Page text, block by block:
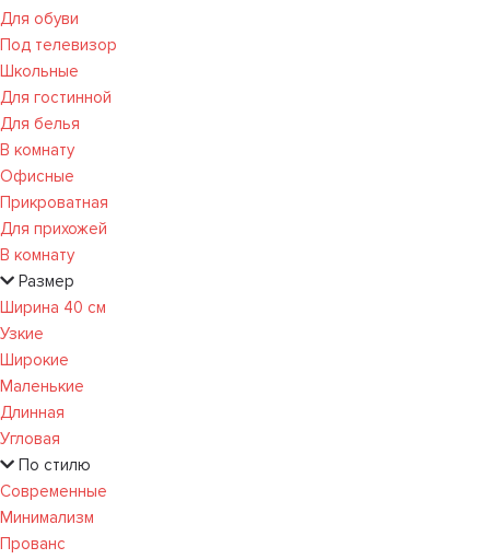
Для обуви
Под телевизор
Школьные
Для гостинной
Для белья
В комнату
Офисные
Прикроватная
Для прихожей
В комнату
Размер
Ширина 40 см
Узкие
Широкие
Маленькие
Длинная
Угловая
По стилю
Современные
Минимализм
Прованс